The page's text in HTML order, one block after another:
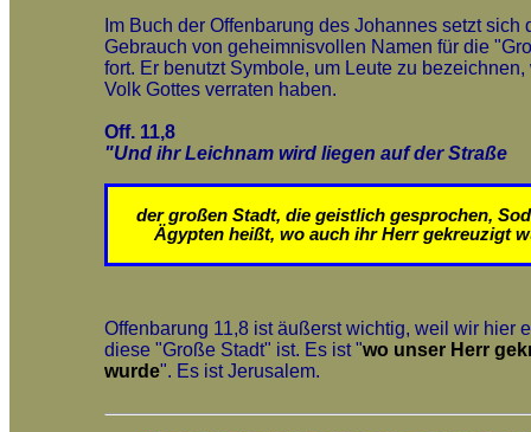
Im Buch der Offenbarung des Johannes setzt sich
Gebrauch von geheimnisvollen Namen für die
fort. Er benutzt Symbole, um Leute zu
Volk Gottes verraten haben.
Off. 11,8
"Und ihr Leichnam wird liegen auf der Straße
der großen Stadt, die geistlich gesprochen,
Ägypten heißt, wo auch ihr Herr gekreuzigt
Offenbarung 11,8 ist äußerst wichtig, weil wir hier
diese "Große Stadt" ist. Es ist "wo unser Herr
wurde". Es ist Jerusalem.